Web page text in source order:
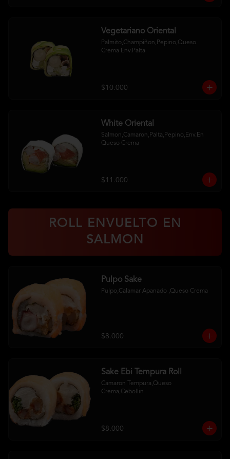
Vegetariano Oriental
Palmito,Champiñon,Pepino,Queso
Crema Env.Palta
$10.000
White Oriental
Salmon,Camaron,Palta,Pepino,Env.En
Queso Crema
$11.000
ROLL ENVUELTO EN
SALMON
Pulpo Sake
Pulpo,Calamar Apanado ,Queso Crema
$8.000
Sake Ebi Tempura Roll
Camaron Tempura,Queso
Crema,Cebollin
$8.000